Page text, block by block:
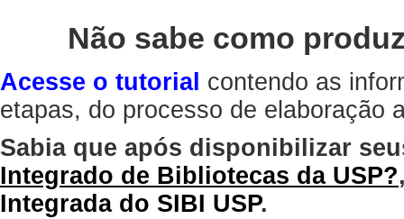
Não sabe como
Acesse o tutorial contendo as
etapas, do processo de elaboração
Sabia que após disponibilizar
Integrado de Bibliotecas da USP?
Integrada do SIBI USP.